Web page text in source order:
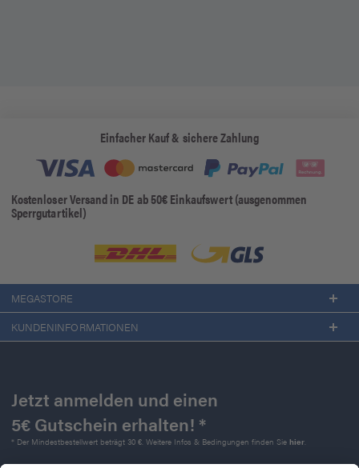
Einfacher Kauf & sichere Zahlung
Kostenloser Versand in DE ab 50€ Einkaufswert (ausgenommen
Sperrgutartikel)
MEGASTORE
KUNDENINFORMATIONEN
Jetzt anmelden und einen
5€ Gutschein erhalten! *
* Der Mindestbestellwert beträgt 30 €. Weitere Infos & Bedingungen finden Sie hier.